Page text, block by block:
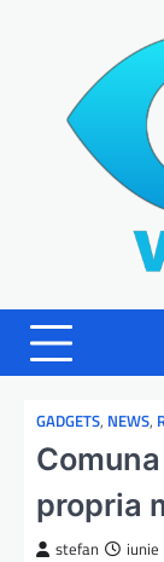
GADGETS, NEWS,
propria
stefan iunie